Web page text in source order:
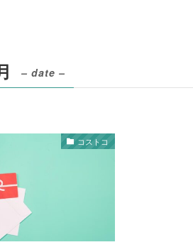
– date –
コストコ